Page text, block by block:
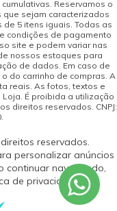
Reservamos o
sejam caracterizados
5 itens iguais. Todas as
condições de pagamento
site e podem variar nas
nossos estoques para
de dados. Em caso de
do carrinho de compras. A
reais. As fotos, textos e
É proibida a utilização
direitos reservados. CNPJ:
reservados.
personalizar anúncios
continuar navegando,
de privacidade.